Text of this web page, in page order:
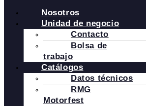
Nosotros
Unidad de negocio
Contacto
Bolsa de
trabajo
Catálogos
Datos técnicos
RMG
Motorfest